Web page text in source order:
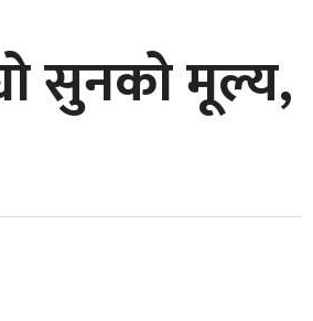
सुनको मूल्य,